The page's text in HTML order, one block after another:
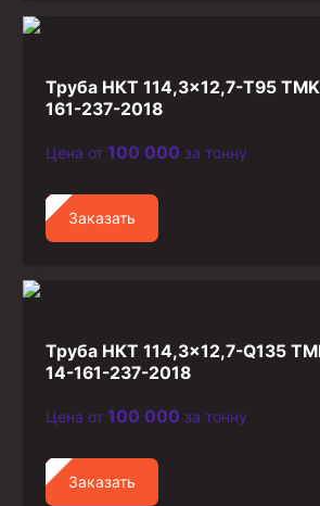
Труба НКТ 114,3×12,7-Т95
161-237-2018
Цена от 100 000 за тонну
Заказать
Труба НКТ 114,3×12,7-Q135
14-161-237-2018
Цена от 100 000 за тонну
Заказать